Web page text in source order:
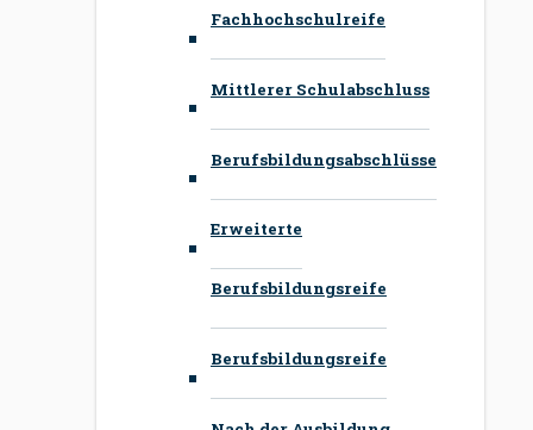
Fachhochschulreife
Mittlerer Schulabschluss
Berufsbildungsabschlüsse
Erweiterte
Berufsbildungsreife
Berufsbildungsreife